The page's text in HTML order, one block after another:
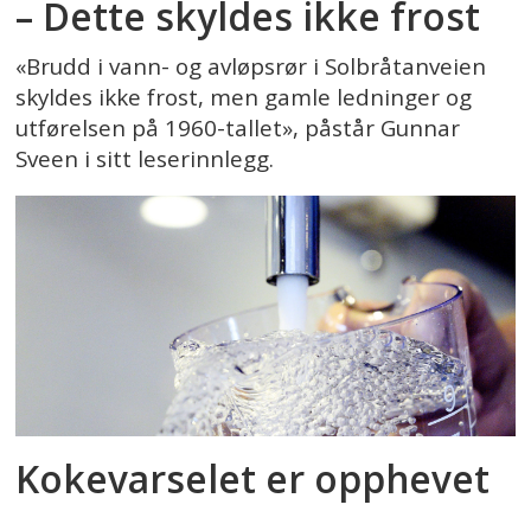
– Dette skyldes ikke frost
«Brudd i vann- og avløpsrør i Solbråtanveien
skyldes ikke frost, men gamle ledninger og
utførelsen på 1960-tallet», påstår Gunnar
Sveen i sitt leserinnlegg.
Kokevarselet er opphevet